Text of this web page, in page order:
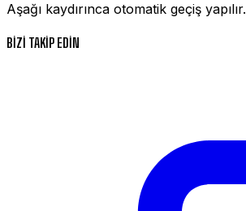
Aşağı kaydırınca otomatik geçiş yapılır.
BİZİ TAKİP EDİN